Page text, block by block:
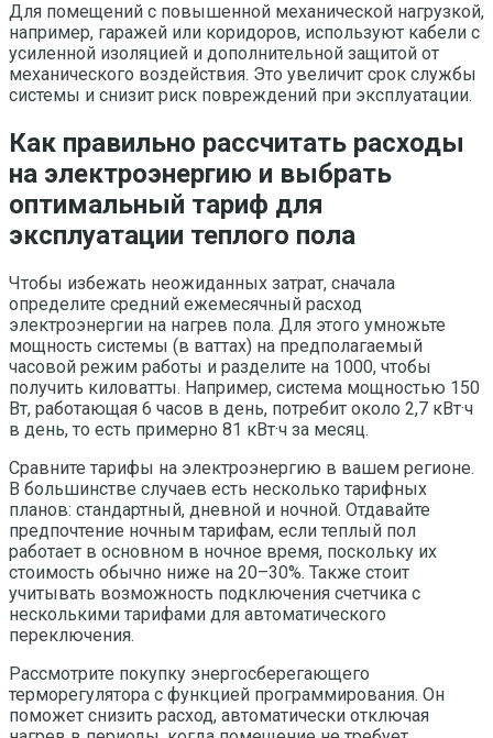
Для помещений с повышенной механической нагрузкой,
например, гаражей или коридоров, используют кабели с
усиленной изоляцией и дополнительной защитой от
механического воздействия. Это увеличит срок службы
системы и снизит риск повреждений при эксплуатации.
Как правильно рассчитать расходы
на электроэнергию и выбрать
оптимальный тариф для
эксплуатации теплого пола
Чтобы избежать неожиданных затрат, сначала
определите средний ежемесячный расход
электроэнергии на нагрев пола. Для этого умножьте
мощность системы (в ваттах) на предполагаемый
часовой режим работы и разделите на 1000, чтобы
получить киловатты. Например, система мощностью 150
Вт, работающая 6 часов в день, потребит около 2,7 кВт·ч
в день, то есть примерно 81 кВт·ч за месяц.
Сравните тарифы на электроэнергию в вашем регионе.
В большинстве случаев есть несколько тарифных
планов: стандартный, дневной и ночной. Отдавайте
предпочтение ночным тарифам, если теплый пол
работает в основном в ночное время, поскольку их
стоимость обычно ниже на 20–30%. Также стоит
учитывать возможность подключения счетчика с
несколькими тарифами для автоматического
переключения.
Рассмотрите покупку энергосберегающего
терморегулятора с функцией программирования. Он
поможет снизить расход, автоматически отключая